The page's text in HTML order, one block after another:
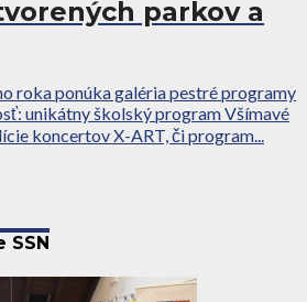
parkov a
roka ponúka galéria pestré programy
unikátny školský program Všímavé
koncertov X-ART, či program...
SSN